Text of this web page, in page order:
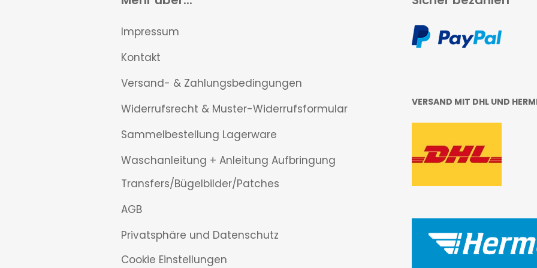
Impressum
Kontakt
Versand- & Zahlungsbedingungen
Widerrufsrecht & Muster-Widerrufsformular
Sammelbestellung Lagerware
Waschanleitung + Anleitung Aufbringung
Transfers/Bügelbilder/Patches
AGB
Privatsphäre und Datenschutz
Cookie Einstellungen
VERSAND MIT DHL UND